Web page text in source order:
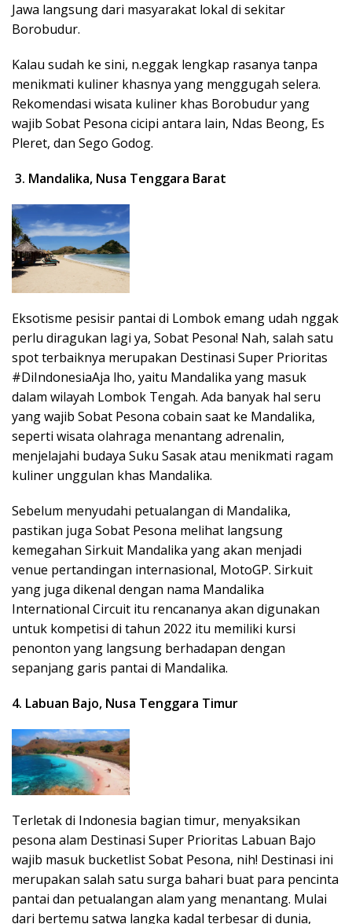
Jawa langsung dari masyarakat lokal di sekitar
Borobudur.
Kalau sudah ke sini, n.eggak lengkap rasanya tanpa
menikmati kuliner khasnya yang menggugah selera.
Rekomendasi wisata kuliner khas Borobudur yang
wajib Sobat Pesona cicipi antara lain, Ndas Beong, Es
Pleret, dan Sego Godog.
3. Mandalika, Nusa Tenggara Barat
Eksotisme pesisir pantai di Lombok emang udah nggak
perlu diragukan lagi ya, Sobat Pesona! Nah, salah satu
spot terbaiknya merupakan Destinasi Super Prioritas
#DiIndonesiaAja lho, yaitu Mandalika yang masuk
dalam wilayah Lombok Tengah. Ada banyak hal seru
yang wajib Sobat Pesona cobain saat ke Mandalika,
seperti wisata olahraga menantang adrenalin,
menjelajahi budaya Suku Sasak atau menikmati ragam
kuliner unggulan khas Mandalika.
Sebelum menyudahi petualangan di Mandalika,
pastikan juga Sobat Pesona melihat langsung
kemegahan Sirkuit Mandalika yang akan menjadi
venue pertandingan internasional, MotoGP. Sirkuit
yang juga dikenal dengan nama Mandalika
International Circuit itu rencananya akan digunakan
untuk kompetisi di tahun 2022 itu memiliki kursi
penonton yang langsung berhadapan dengan
sepanjang garis pantai di Mandalika.
4. Labuan Bajo, Nusa Tenggara Timur
Terletak di Indonesia bagian timur, menyaksikan
pesona alam Destinasi Super Prioritas Labuan Bajo
wajib masuk bucketlist Sobat Pesona, nih! Destinasi ini
merupakan salah satu surga bahari buat para pencinta
pantai dan petualangan alam yang menantang. Mulai
dari bertemu satwa langka kadal terbesar di dunia,